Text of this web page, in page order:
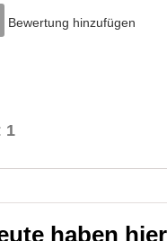
Bewertung hinzufügen
1
haben